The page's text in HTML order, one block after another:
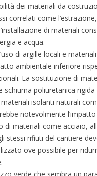
dei materiali da
correlati come
di materiali
e acqua.
di argille locali e
ambientale inferiore
La sostituzione di
schiuma poliuretanica
isolanti naturali
notevolmente
di materiali come acciaio,
stessi rifiuti del cantiere
ove possibile per